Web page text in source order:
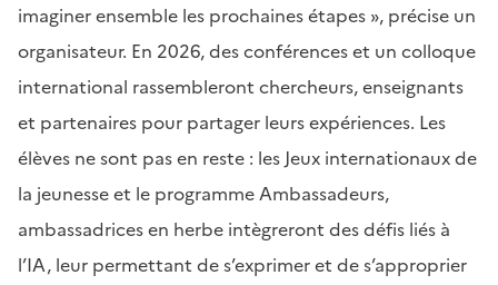
imaginer ensemble les prochaines étapes », précise un
organisateur. En 2026, des conférences et un colloque
international rassembleront chercheurs, enseignants
et partenaires pour partager leurs expériences. Les
élèves ne sont pas en reste : les Jeux internationaux de
la jeunesse et le programme Ambassadeurs,
ambassadrices en herbe intègreront des défis liés à
l’IA, leur permettant de s’exprimer et de s’approprier